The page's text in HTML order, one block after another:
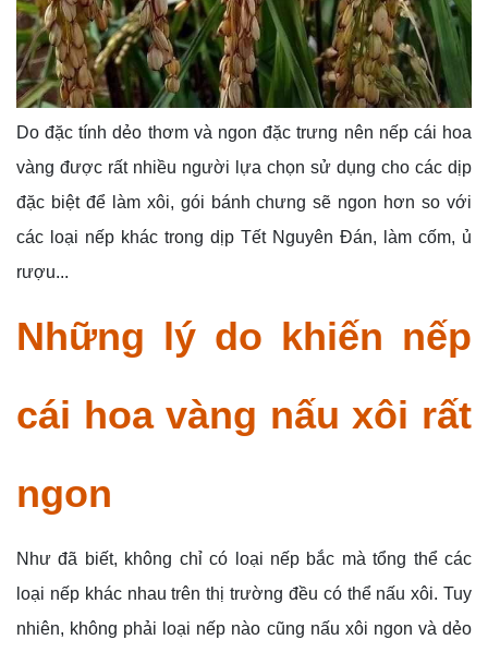
Do đặc tính dẻo thơm và ngon đặc trưng nên nếp cái hoa
vàng được rất nhiều người lựa chọn sử dụng cho các dịp
đặc biệt để làm xôi, gói bánh chưng sẽ ngon hơn so với
các loại nếp khác trong dịp Tết Nguyên Đán, làm cốm, ủ
rượu...
Những lý do khiến nếp
cái hoa vàng nấu xôi rất
ngon
Như đã biết, không chỉ có loại nếp bắc mà tổng thể các
loại nếp khác nhau trên thị trường đều có thể nấu xôi. Tuy
nhiên, không phải loại nếp nào cũng nấu xôi ngon và dẻo